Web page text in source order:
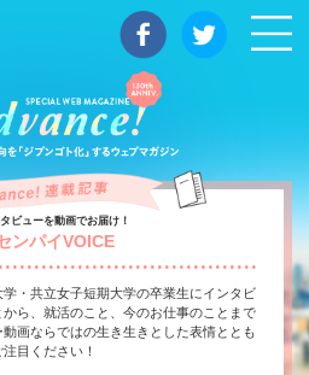
ビューを動画でお届け！
ンパイVOICE
・共立女子短期大学の卒業生にインタビ
ら、就活のこと、今のお仕事のことまで
画ならではの生き生きとした表情ととも
目ください！